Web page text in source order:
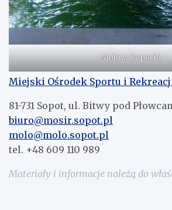
Molo w Sopocie
Miejski Ośrodek Sportu i
81-731 Sopot, ul. Bitwy pod
biuro@mosir.sopot.pl
molo@molo.sopot.pl
tel. +48 609 110 989
Materiały i informacje należą do